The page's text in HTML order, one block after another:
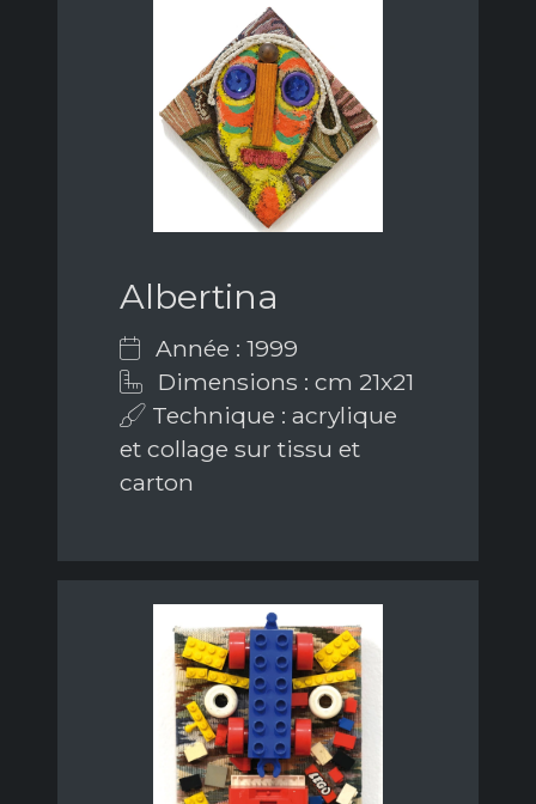
Albertina
Année : 1999
Dimensions : cm 21x21
Technique : acrylique
et collage sur tissu et
carton